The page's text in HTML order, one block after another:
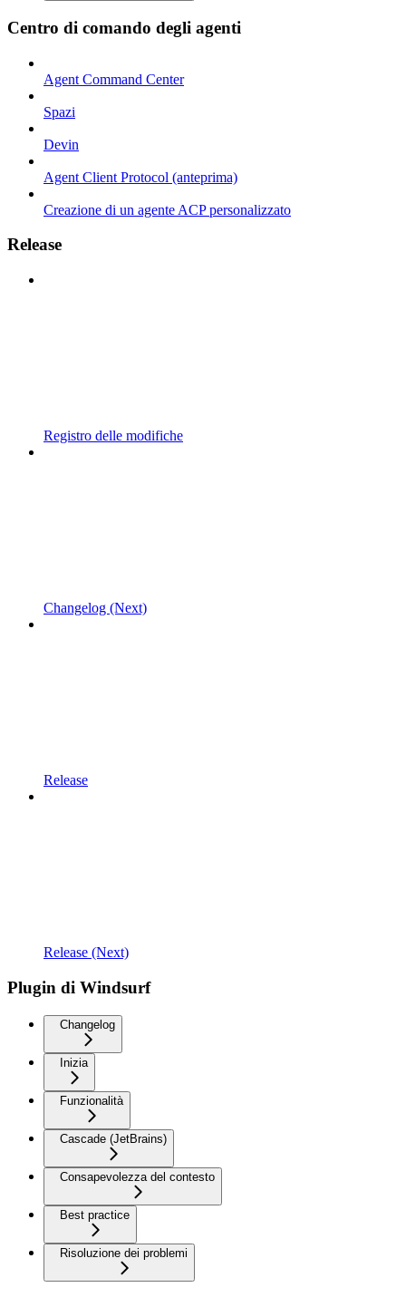
Centro di comando degli agenti
Agent Command Center
Spazi
Devin
Agent Client Protocol (anteprima)
Creazione di un agente ACP personalizzato
Release
Registro delle modifiche
Changelog (Next)
Release
Release (Next)
Plugin di Windsurf
Changelog
Inizia
Funzionalità
Cascade (JetBrains)
Consapevolezza del contesto
Best practice
Risoluzione dei problemi